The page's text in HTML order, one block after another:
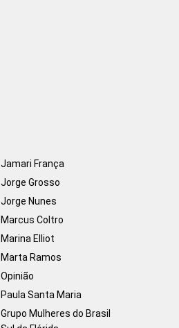
Jamari França
Jorge Grosso
Jorge Nunes
Marcus Coltro
Marina Elliot
Marta Ramos
Opinião
Paula Santa Maria
Grupo Mulheres do Brasil